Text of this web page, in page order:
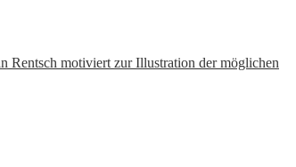
Rentsch motiviert zur Illustration der möglichen